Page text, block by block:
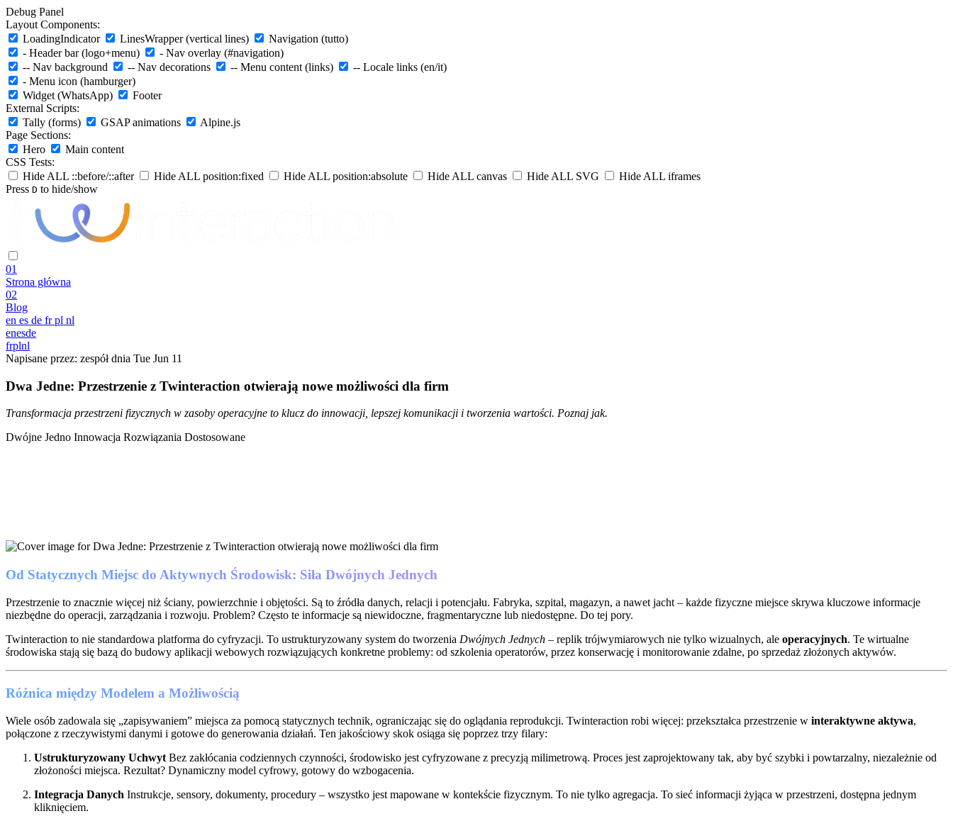
Debug Panel
Layout Components:
LoadingIndicator
LinesWrapper (vertical lines)
Navigation (tutto)
- Header bar (logo+menu)
- Nav overlay (#navigation)
-- Nav background
-- Nav decorations -- Menu content (links)
-- Locale links (en/it)
- Menu icon (hamburger)
Widget (WhatsApp)
Footer
External Scripts:
Tally (forms)
GSAP animations
Alpine.js
Page Sections:
Hero
Main content
CSS Tests:
Hide ALL ::before/::after
Hide ALL position:fixed Hide ALL position:absolute Hide ALL canvas Hide ALL SVG
Hide ALL iframes
Press D to hide/show
01
Strona główna
02
Blog
en es de fr pl nl
enesde
frplnl
Napisane przez: zespół dnia Tue Jun 11
Dwa Jedne: Przestrzenie z Twinteraction otwierają nowe możliwości dla firm
Transformacja przestrzeni fizycznych w zasoby operacyjne to klucz do innowacji, lepszej komunikacji i tworzenia wartości. Poznaj jak.
Dwójne Jedno Innowacja Rozwiązania Dostosowane
Od Statycznych Miejsc do Aktywnych Środowisk: Siła Dwójnych Jednych
Przestrzenie to znacznie więcej niż ściany, powierzchnie i objętości. Są to źródła danych, relacji i potencjału. Fabryka, szpital, magazyn, a nawet jacht – każde fizyczne miejsce skrywa kluczowe informacje
niezbędne do operacji, zarządzania i rozwoju. Problem? Często te informacje są niewidoczne, fragmentaryczne lub niedostępne. Do tej pory.
Twinteraction to nie standardowa platforma do cyfryzacji. To ustrukturyzowany system do tworzenia Dwójnych Jednych – replik trójwymiarowych nie tylko wizualnych, ale operacyjnych. Te wirtualne
środowiska stają się bazą do budowy aplikacji webowych rozwiązujących konkretne problemy: od szkolenia operatorów, przez konserwację i monitorowanie zdalne, po sprzedaż złożonych aktywów.
Różnica między Modelem a Możliwością
Wiele osób zadowala się „zapisywaniem” miejsca za pomocą statycznych technik, ograniczając się do oglądania reprodukcji. Twinteraction robi więcej: przekształca przestrzenie w interaktywne aktywa,
połączone z rzeczywistymi danymi i gotowe do generowania działań. Ten jakościowy skok osiąga się poprzez trzy filary:
Ustrukturyzowany Uchwyt Bez zakłócania codziennych czynności, środowisko jest cyfryzowane z precyzją milimetrową. Proces jest zaprojektowany tak, aby być szybki i powtarzalny, niezależnie od
złożoności miejsca. Rezultat? Dynamiczny model cyfrowy, gotowy do wzbogacenia.
Integracja Danych Instrukcje, sensory, dokumenty, procedury – wszystko jest mapowane w kontekście fizycznym. To nie tylko agregacja. To sieć informacji żyjąca w przestrzeni, dostępna jednym
kliknięciem.